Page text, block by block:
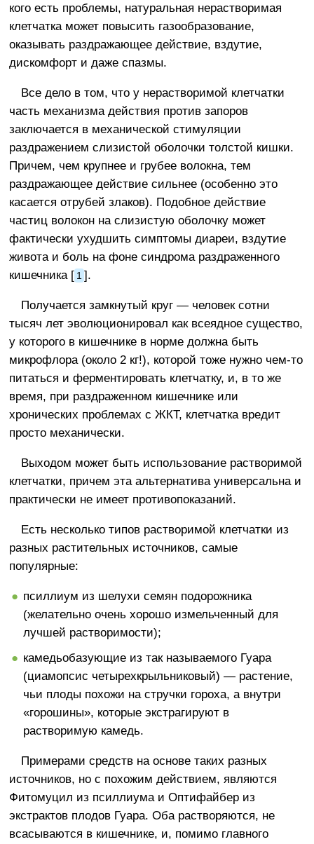
кого есть проблемы, натуральная нерастворимая
клетчатка может повысить газообразование,
оказывать раздражающее действие, вздутие,
дискомфорт и даже спазмы.
Все дело в том, что у нерастворимой клетчатки
часть механизма действия против запоров
заключается в механической стимуляции
раздражением слизистой оболочки толстой кишки.
Причем, чем крупнее и грубее волокна, тем
раздражающее действие сильнее (особенно это
касается отрубей злаков). Подобное действие
частиц волокон на слизистую оболочку может
фактически ухудшить симптомы диареи, вздутие
живота и боль на фоне синдрома раздраженного
кишечника [ 1 ].
Получается замкнутый круг — человек сотни
тысяч лет эволюционировал как всеядное существо,
у которого в кишечнике в норме должна быть
микрофлора (около 2 кг!), которой тоже нужно чем-то
питаться и ферментировать клетчатку, и, в то же
время, при раздраженном кишечнике или
хронических проблемах с ЖКТ, клетчатка вредит
просто механически.
Выходом может быть использование растворимой
клетчатки, причем эта альтернатива универсальна и
практически не имеет противопоказаний.
Есть несколько типов растворимой клетчатки из
разных растительных источников, самые
популярные:
псиллиум из шелухи семян подорожника
(желательно очень хорошо измельченный для
лучшей растворимости);
камедьобазующие из так называемого Гуара
(циамопсис четырехкрыльниковый) — растение,
чьи плоды похожи на стручки гороха, а внутри
«горошины», которые экстрагируют в
растворимую камедь.
Примерами средств на основе таких разных
источников, но с похожим действием, являются
Фитомуцил из псиллиума и Оптифайбер из
экстрактов плодов Гуара. Оба растворяются, не
всасываются в кишечнике, и, помимо главного